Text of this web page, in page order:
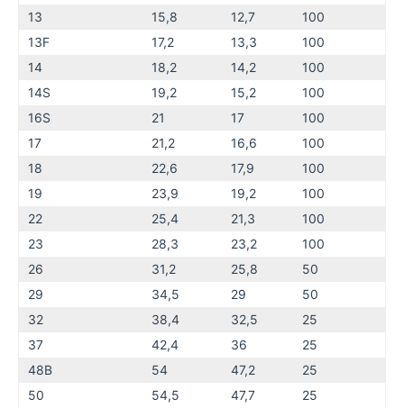
13
15,8 12,7
100
13F
17,2 13,3
100
14
18,2 14,2
100
14S
19,2 15,2
100
16S
21 17
100
17
21,2 16,6
100
18
22,6 17,9
100
19
23,9 19,2
100
22
25,4 21,3
100
23
28,3 23,2
100
26
31,2 25,8
50
29
34,5 29
50
32
38,4 32,5
25
37
42,4 36
25
48B
54 47,2
25
50
54,5 47,7 25